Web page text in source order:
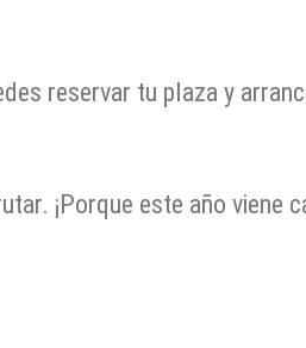
reservar tu plaza y
¡Porque este año viene